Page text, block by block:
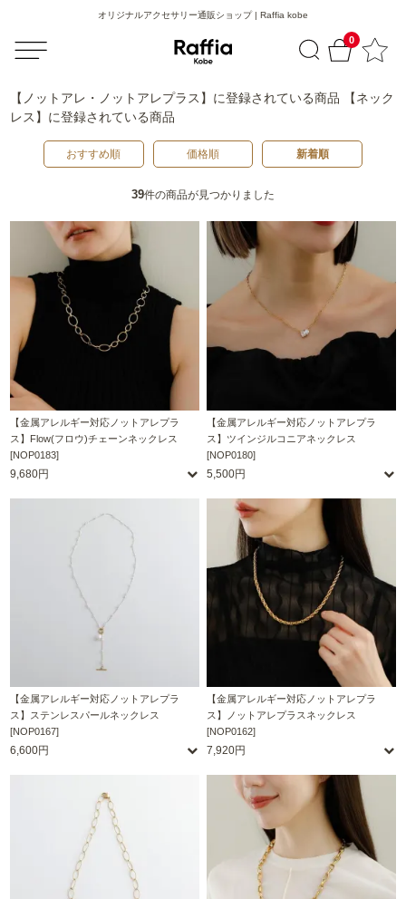
0
オリジナルアクセサリー通販ショップ | Raffia kobe
【ノットアレ・ノットアレプラス】 に登録されている商品
【ネック
レス】 に登録されている商品
おすすめ順 価格順 新着順
39件の商品が見つかりました
【金属アレルギー対応ノットアレプラ
ス】Flow(フロウ)チェーンネックレス
[NOP0183]
9,680円
【金属アレルギー対応ノットアレプラ
ス】ツインジルコニアネックレス
[NOP0180]
5,500円
【金属アレルギー対応ノットアレプラ
ス】ステンレスパールネックレス
[NOP0167]
6,600円
【金属アレルギー対応ノットアレプラ
ス】ノットアレプラスネックレス
[NOP0162]
7,920円